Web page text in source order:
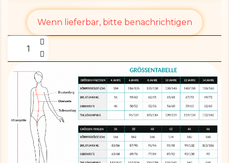
Wenn lieferbar, bitte benachrichtigen